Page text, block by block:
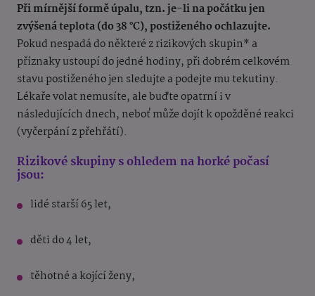
Při mírnější formě úpalu, tzn. je-li na počátku jen
zvýšená teplota (do 38 °C), postiženého ochlazujte.
Pokud nespadá do některé z rizikových skupin* a
příznaky ustoupí do jedné hodiny, při dobrém celkovém
stavu postiženého jen sledujte a podejte mu tekutiny.
Lékaře volat nemusíte, ale buďte opatrní i v
následujících dnech, neboť může dojít k opožděné reakci
(vyčerpání z přehřátí).
Rizikové skupiny s ohledem na horké počasí
jsou:
lidé starší 65 let,
děti do 4 let,
těhotné a kojící ženy,